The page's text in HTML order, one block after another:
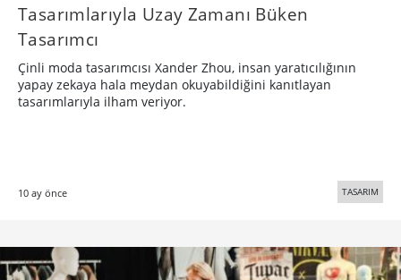
Tasarımlarıyla Uzay Zamanı Büken
Tasarımcı
Çinli moda tasarımcısı Xander Zhou, insan yaratıcılığının
yapay zekaya hala meydan okuyabildiğini kanıtlayan
tasarımlarıyla ilham veriyor.
10 ay önce TASARIM